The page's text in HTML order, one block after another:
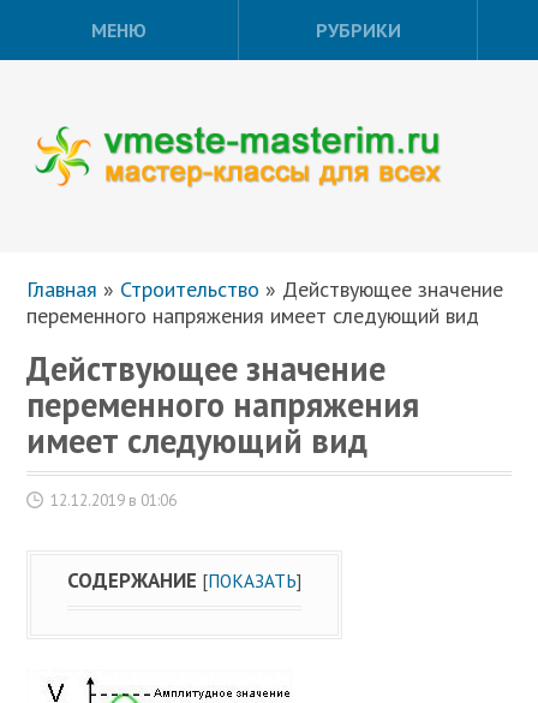
МЕНЮ РУБРИКИ
Главная » Строительство » Действующее значение
переменного напряжения имеет следующий вид
Действующее значение
переменного напряжения
имеет следующий вид
12.12.2019 в 01:06
СОДЕРЖАНИЕ [ПОКАЗАТЬ]